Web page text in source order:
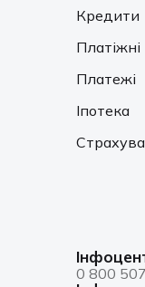
Кредити
Платежі
Іпотека
0 800